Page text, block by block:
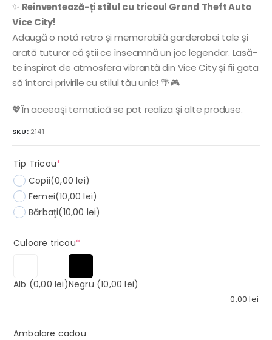
✨ Reinventează-ți stilul cu tricoul Grand Theft Auto
Vice City!
Adaugă o notă retro și memorabilă garderobei tale și
arată tuturor că știi ce înseamnă un joc legendar. Lasă-
te inspirat de atmosfera vibrantă din Vice City și fii gata
să întorci privirile cu stilul tău unic! 🌴🎮
💖În aceeaşi tematică se pot realiza şi alte produse.
SKU: 2141
Tip Tricou*
Copii(0,00 lei)
Femei(10,00 lei)
Bărbaţi(10,00 lei)
Culoare tricou*(required)
Alb (0,00 lei)Negru (10,00 lei)
0,00lei
Ambalare cadou